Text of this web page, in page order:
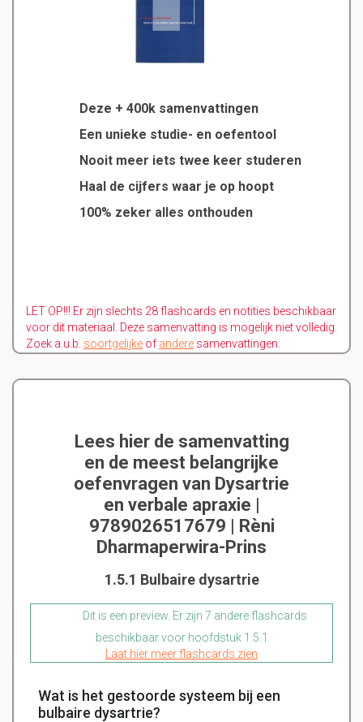
Deze + 400k samenvattingen
Een unieke studie- en oefentool
Nooit meer iets twee keer studeren
Haal de cijfers waar je op hoopt
100% zeker alles onthouden
LET OP!!! Er zijn slechts 28 flashcards en notities beschikbaar
voor dit materiaal. Deze samenvatting is mogelijk niet volledig.
Zoek a.u.b. soortgelijke of andere samenvattingen.
Lees hier de samenvatting
en de meest belangrijke
oefenvragen van Dysartrie
en verbale apraxie |
9789026517679 | Rèni
Dharmaperwira-Prins
1.5.1 Bulbaire dysartrie
Dit is een preview. Er zijn 7 andere flashcards
beschikbaar voor hoofdstuk 1.5.1
Laat hier meer flashcards zien
Wat is het gestoorde systeem bij een
bulbaire dysartrie?